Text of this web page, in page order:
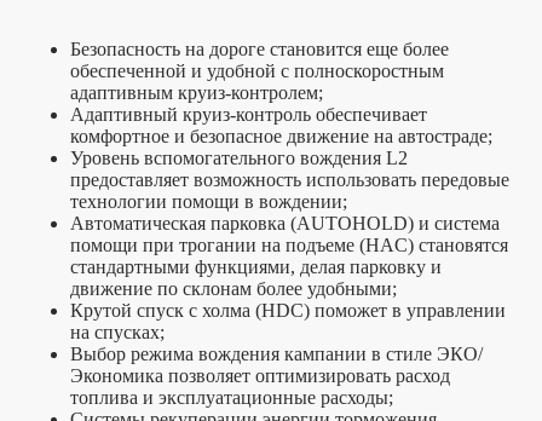
Безопасность на дороге становится еще более
обеспеченной и удобной с полноскоростным
адаптивным круиз-контролем;
Адаптивный круиз-контроль обеспечивает
комфортное и безопасное движение на автостраде;
Уровень вспомогательного вождения L2
предоставляет возможность использовать передовые
технологии помощи в вождении;
Автоматическая парковка (AUTOHOLD) и система
помощи при трогании на подъеме (HAC) становятся
стандартными функциями, делая парковку и
движение по склонам более удобными;
Крутой спуск с холма (HDC) поможет в управлении
на спусках;
Выбор режима вождения кампании в стиле ЭКО/
Экономика позволяет оптимизировать расход
топлива и эксплуатационные расходы;